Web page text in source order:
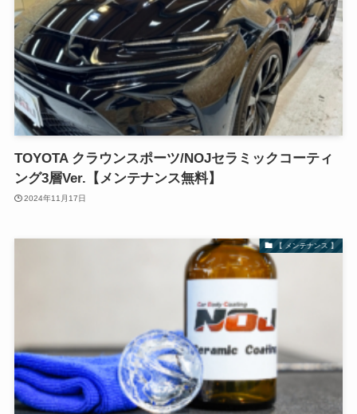
TOYOTA クラウンスポーツ/NOJセラミックコーティ
ング3層Ver.【メンテナンス無料】
2024年11月17日
【 メンテナンス 】